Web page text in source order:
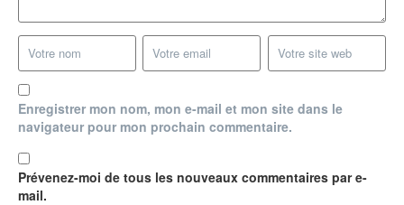
Enregistrer mon nom, mon e-mail et mon site dans le
navigateur pour mon prochain commentaire.
Prévenez-moi de tous les nouveaux commentaires par e-
mail.